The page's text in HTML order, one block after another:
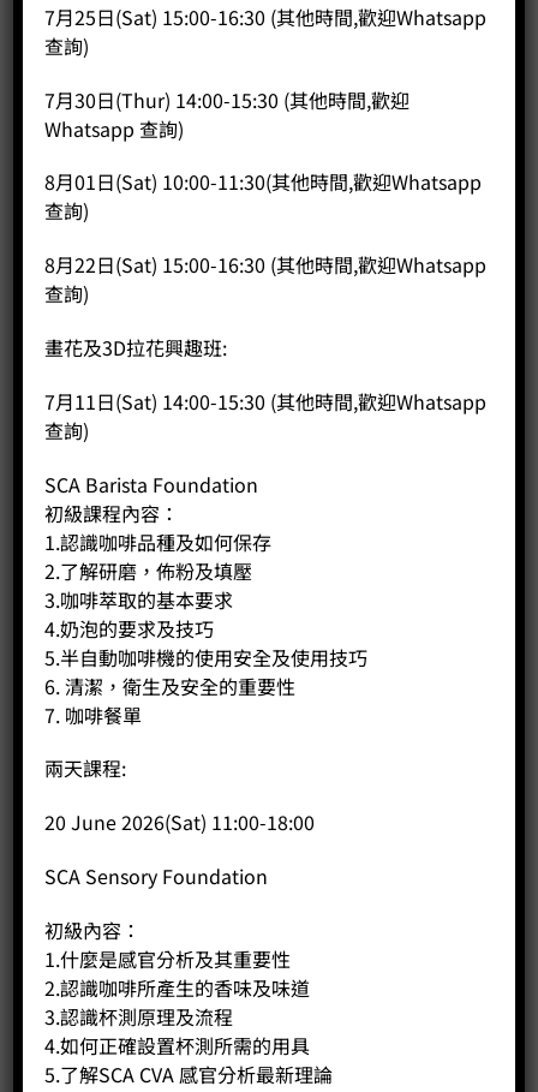
想親手做出光澤亮麗、口感豐富的手工朱古力嗎？Coffee
Public 聯乘 Chocobien 朱古力師Arron Liu，開辦專業但輕鬆有
好者，我們都有合適的課程選擇。
上課時段：星期一至日 14:30–18:00, （確實班次時間將於落實
每班人數：4–12 人
課程選項：
A. 生朱古力（Nama Chocolate）
內容：使用法國頂級朱古力，由 Arron 示範與逐步教學，保證
零失敗
成果：每位親手製作一盒約 16 粒（含包裝盒）
時間：約 1 小時
費用：HK$280 / 人
Nama-chocolate-生朱古力
想親手做出光澤亮麗、口感豐富的手工朱古力嗎？Coffee
Public 聯乘 Chocobien 朱古力師Arron Liu，開辦專業但輕鬆有
趣的朱古力工作坊。無論你是初學者還是想進修技巧的甜點愛
7月25日(Sat) 15:00-16:30 (其他時間,歡迎Whatsapp
查詢)
7月30日(Thur) 14:00-15:30 (其他時間,歡迎
Whatsapp 查詢)
8月01日(Sat) 10:00-11:30(其他時間,歡迎Whatsapp
查詢)
8月22日(Sat) 15:00-16:30 (其他時間,歡迎Whatsapp
查詢)
畫花及3D拉花興趣班:
7月11日(Sat) 14:00-15:30 (其他時間,歡迎Whatsapp
查詢)
SCA Barista Foundation
初級課程內容：
1.認識咖啡品種及如何保存
2.了解研磨，佈粉及填壓
3.咖啡萃取的基本要求
4.奶泡的要求及技巧
5.半自動咖啡機的使用安全及使用技巧
6. 清潔，衛生及安全的重要性
7. 咖啡餐單
兩天課程:
20 June 2026(Sat) 11:00-18:00
SCA Sensory Foundation
初級內容：
1.什麼是感官分析及其重要性
2.認識咖啡所產生的香味及味道
3.認識杯測原理及流程
4.如何正確設置杯測所需的用具
5.了解SCA CVA 感官分析最新理論